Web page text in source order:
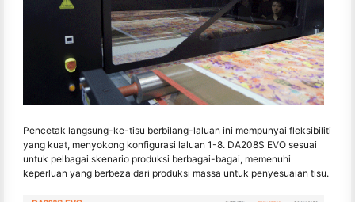
Pencetak langsung-ke-tisu berbilang-laluan ini mempunyai fleksibiliti
yang kuat, menyokong konfigurasi laluan 1-8. DA208S EVO sesuai
untuk pelbagai skenario produksi berbagai-bagai, memenuhi
keperluan yang berbeza dari produksi massa untuk penyesuaian tisu.